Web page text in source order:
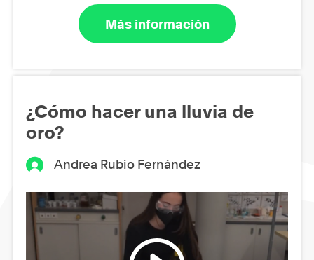
Más información
¿Cómo hacer una lluvia de
oro?
Andrea Rubio Fernández